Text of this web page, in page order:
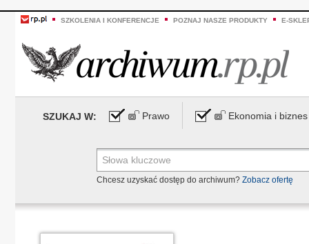
SZKOLENIA I KONFERENCJE POZNAJ NASZE PRODUKTY E-
SZUKAJ W: Prawo Ekonomia i biznes
Chcesz uzyskać dostęp do archiwum? Zobacz ofertę